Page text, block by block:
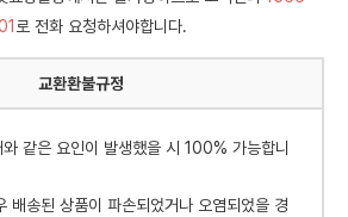
로 전화 요청하셔야합니다.
교환환불규정
같은 요인이 발생했을 시 100% 가능합니
배송된 상품이 파손되었거나 오염되었을 경